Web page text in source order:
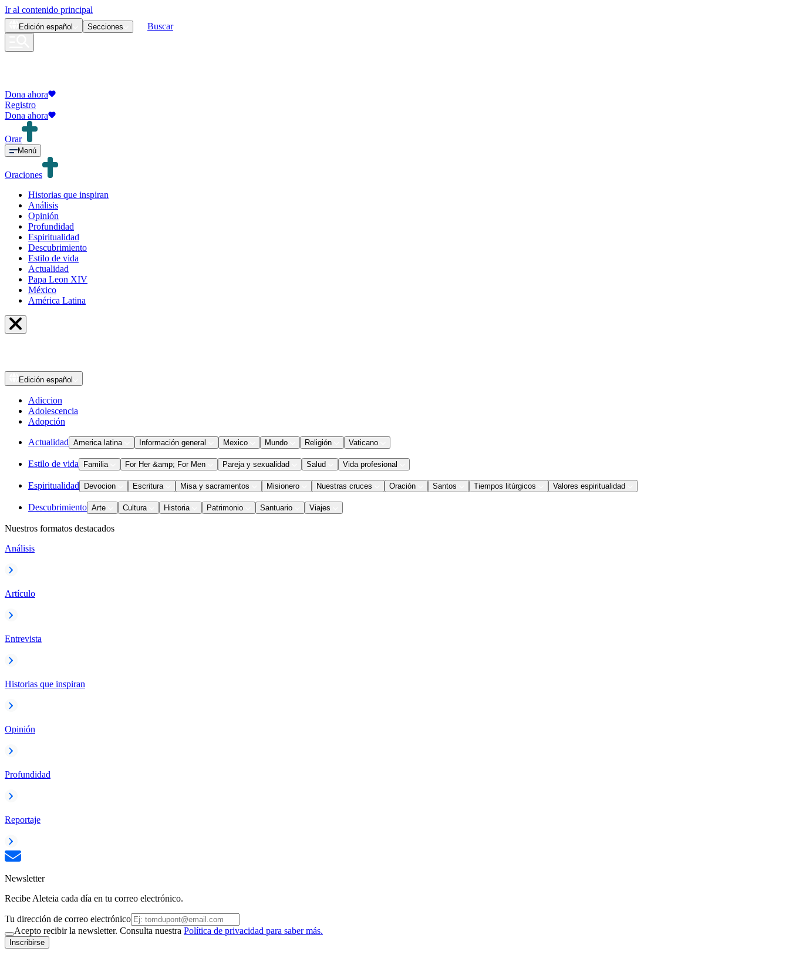
Ir al contenido principal
Edición español Secciones Buscar
Dona ahora
Registro
Dona ahora
Orar
Menú
Oraciones
Historias que inspiran
Análisis
Opinión
Profundidad
Espiritualidad
Descubrimiento
Estilo de vida
Actualidad
Papa Leon XIV
México
América Latina
Edición español
Adiccion
Adolescencia
Adopción
Actualidad America latina Información general Mexico Mundo Religión Vaticano
Estilo de vida Familia For Her &amp; For Men Pareja y sexualidad Salud Vida profesional
Espiritualidad Devocion Escritura Misa y sacramentos Misionero Nuestras cruces Oración Santos Tiempos litúrgicos Valores espiritualidad
Descubrimiento Arte Cultura Historia Patrimonio Santuario Viajes
Nuestros formatos destacados
Análisis
Artículo
Entrevista
Historias que inspiran
Opinión
Profundidad
Reportaje
Newsletter
Recibe Aleteia cada día en tu correo electrónico.
Tu dirección de correo electrónico
Acepto recibir la newsletter. Consulta nuestra Política de privacidad para saber más.
Inscribirse